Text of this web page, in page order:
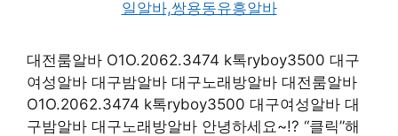
대전룸알바 O1O.2062.3474 k톡ryboy3500 대구
여성알바 대구밤알바 대구노래방알바 대전룸알바
O1O.2062.3474 k톡ryboy3500 대구여성알바 대
구밤알바 대구노래방알바 안녕하세요~!? “클릭”해